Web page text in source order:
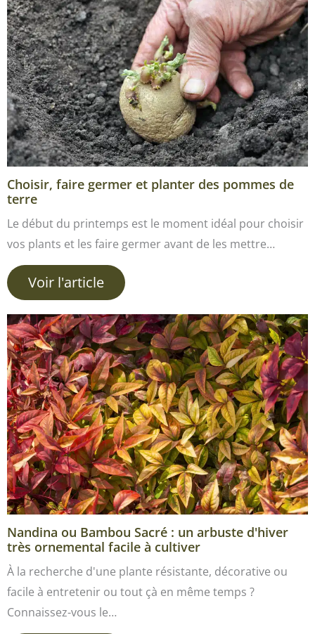
Choisir, faire germer et planter des pommes de
terre
Le début du printemps est le moment idéal pour choisir
vos plants et les faire germer avant de les mettre…
Voir l'article
Nandina ou Bambou Sacré : un arbuste d'hiver
très ornemental facile à cultiver
À la recherche d'une plante résistante, décorative ou
facile à entretenir ou tout çà en même temps ?
Connaissez-vous le…